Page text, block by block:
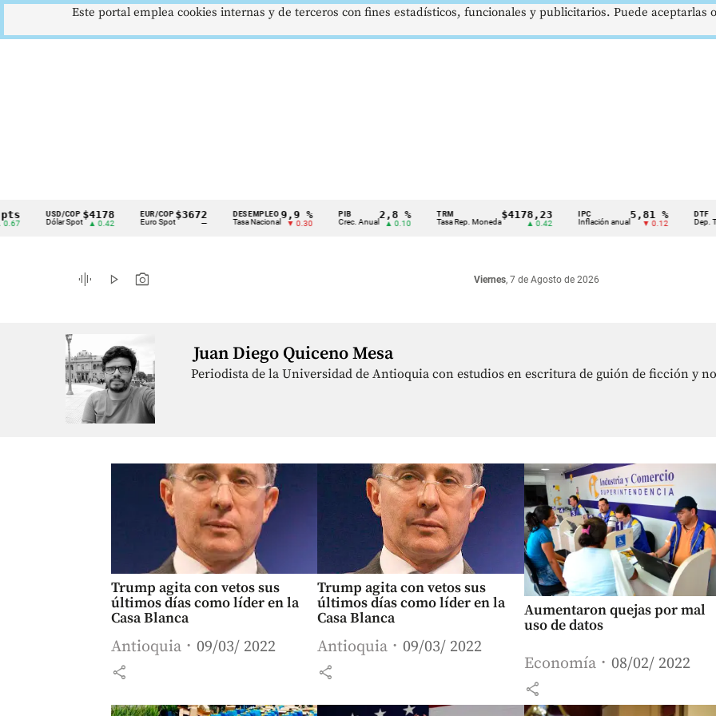
Cintillo
indicadores
económicos
USD/COP
Dólar Spot
$4178
▲ 0.42
EUR/COP
Euro Spot
$3672 DESEMPLEO
Tasa Nacional
9,9 %
▼ 0.30 Crec. Anual
2,8 %
▲ 0.10 Tasa Rep. Moneda
$4178,23
▲ 0.42 Inflación anual
5,81 %
▼ 0.12 Dep.
graphic_eq play_arrow photo_camera Viernes, 7 de Agosto de 2026
Juan Diego Quiceno Mesa
Periodista de la Universidad de Antioquia con estudios en escritura de guión de ficción y
Trump agita con vetos sus
últimos días como líder en la
Casa Blanca
Antioquia 09/03/ 2022
share
Trump agita con vetos sus
últimos días como líder en la
Casa Blanca
Antioquia 09/03/ 2022
share
Aumentaron quejas por mal
uso de datos
Economía 08/02/ 2022
share
Este portal emplea cookies internas y de terceros con fines estadísticos, funcionales y publicitarios. Puede aceptarlas